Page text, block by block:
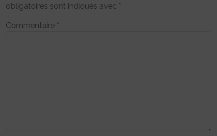
obligatoires sont indiqués avec *
Commentaire *